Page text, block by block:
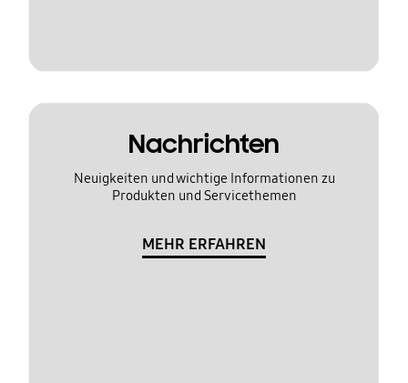
Nachrichten
Neuigkeiten und wichtige Informationen zu
Produkten und Servicethemen
MEHR ERFAHREN